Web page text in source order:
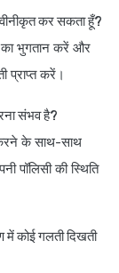
कर सकता हूँ?
का भुगतान करें और
प्राप्त करें।
संभव है?
करने के साथ-साथ
पॉलिसी की स्थिति
में कोई गलती दिखती